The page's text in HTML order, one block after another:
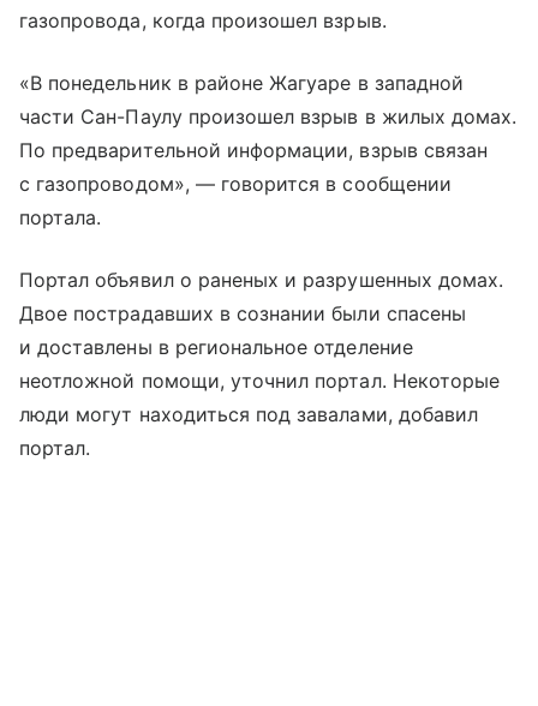
газопровода, когда произошел взрыв.
«В понедельник в районе Жагуаре в западной
части Сан-Паулу произошел взрыв в жилых домах.
По предварительной информации, взрыв связан
с газопроводом», — говорится в сообщении
портала.
Портал объявил о раненых и разрушенных домах.
Двое пострадавших в сознании были спасены
и доставлены в региональное отделение
неотложной помощи, уточнил портал. Некоторые
люди могут находиться под завалами, добавил
портал.